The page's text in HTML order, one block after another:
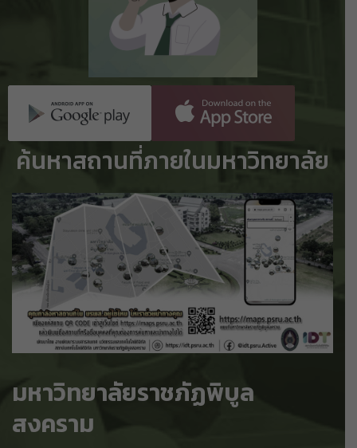
มหาวิทยาลัยราชภัฏพิบูล
สงคราม
ค้นหาสถานที่ภายในมหาวิทยาลัย